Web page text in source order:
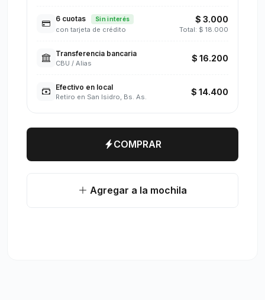
6 cuotas Sin interés
con tarjeta de crédito
$ 3.000
Total: $ 18.000
Transferencia bancaria
CBU / Alias $ 16.200
Efectivo en local
Retiro en San Isidro, Bs. As. $ 14.400
COMPRAR
Agregar a la mochila